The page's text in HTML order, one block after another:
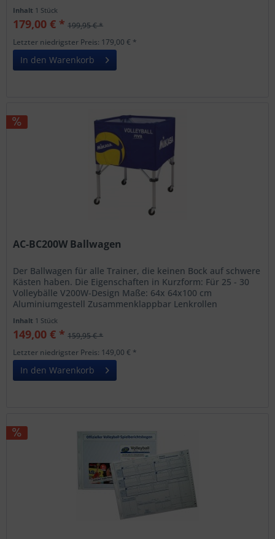
Inhalt 1 Stück
179,00 € * 199,95 € *
Letzter niedrigster Preis: 179,00 € *
In den Warenkorb
AC-BC200W Ballwagen
Der Ballwagen für alle Trainer, die keinen Bock auf schwere
Kästen haben. Die Eigenschaften in Kurzform: Für 25 - 30
Volleybälle V200W-Design Maße: 64x 64x100 cm
Aluminiumgestell Zusammenklappbar Lenkrollen
Inhalt 1 Stück
149,00 € * 159,95 € *
Letzter niedrigster Preis: 149,00 € *
In den Warenkorb